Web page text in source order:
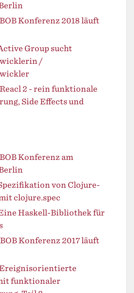
BOB Konferenz 2018 läuft
Group sucht
/
Reacl 2 - rein funktionale
Side Effects und
BOB Konferenz am
von Clojure-
clojure.spec
Haskell-Bibliothek für
BOB Konferenz 2017 läuft
funktionaler